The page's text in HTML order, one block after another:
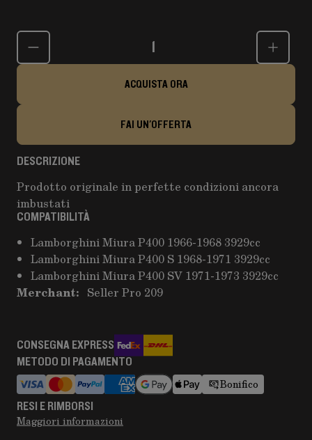
Quantità
ACQUISTA ORA
FAI UN'OFFERTA
DESCRIZIONE
Prodotto originale in perfette condizioni ancora
imbustati
COMPATIBILITÀ
Lamborghini Miura P400 1966-1968 3929cc
Lamborghini Miura P400 S 1968-1971 3929cc
Lamborghini Miura P400 SV 1971-1973 3929cc
Merchant: Seller Pro 209
CONSEGNA EXPRESS
METODO DI PAGAMENTO
Bonifico
RESI E RIMBORSI
Maggiori informazioni